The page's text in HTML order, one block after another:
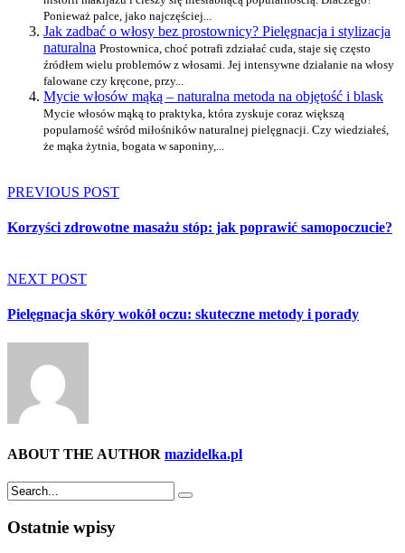
Ponieważ palce, jako najczęściej...
Jak zadbać o włosy bez prostownicy? Pielęgnacja i stylizacja
naturalna Prostownica, choć potrafi zdziałać cuda, staje się często
źródłem wielu problemów z włosami. Jej intensywne działanie na włosy
falowane czy kręcone, przy...
Mycie włosów mąką – naturalna metoda na objętość i blask
Mycie włosów mąką to praktyka, która zyskuje coraz większą
popularność wśród miłośników naturalnej pielęgnacji. Czy wiedziałeś,
że mąka żytnia, bogata w saponiny,...
PREVIOUS POST
Korzyści zdrowotne masażu stóp: jak poprawić samopoczucie?
NEXT POST
Pielęgnacja skóry wokół oczu: skuteczne metody i porady
ABOUT THE AUTHOR mazidelka.pl
Ostatnie wpisy